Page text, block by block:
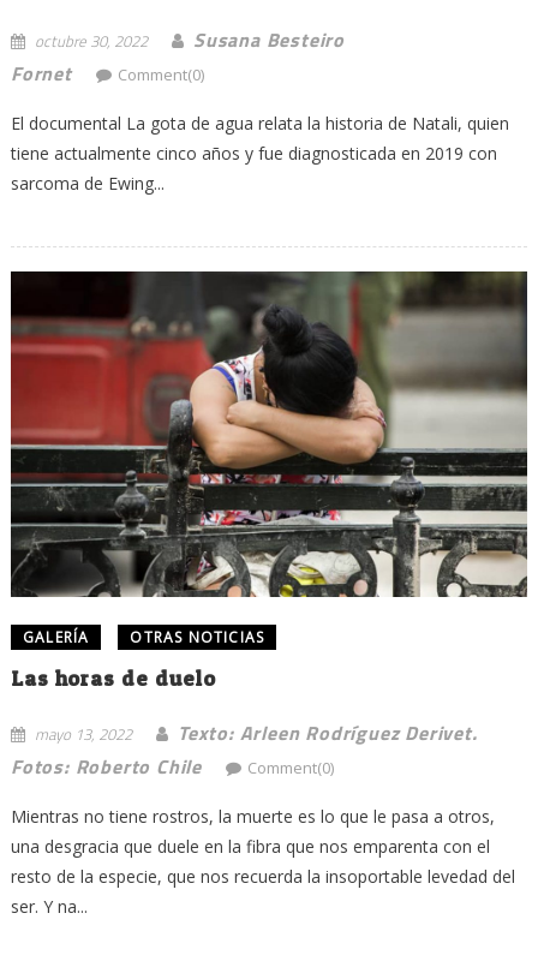
octubre 30, 2022
Susana Besteiro
Fornet
Comment(0)
El documental La gota de agua relata la historia de Natali, quien
tiene actualmente cinco años y fue diagnosticada en 2019 con
sarcoma de Ewing...
GALERÍA OTRAS NOTICIAS
Las horas de duelo
mayo 13, 2022
Texto: Arleen Rodríguez Derivet.
Fotos: Roberto Chile
Comment(0)
Mientras no tiene rostros, la muerte es lo que le pasa a otros,
una desgracia que duele en la fibra que nos emparenta con el
resto de la especie, que nos recuerda la insoportable levedad del
ser. Y na...